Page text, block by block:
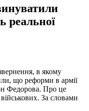
реальної
в якому
що реформи в армії
Федорова. Про це
За словами